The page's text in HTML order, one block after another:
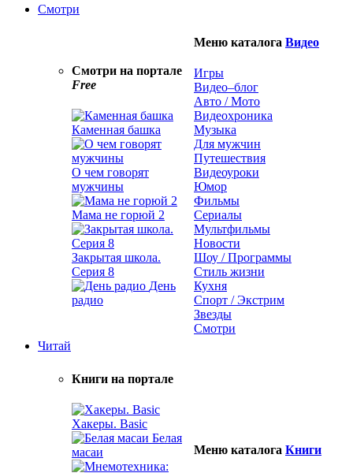
Смотри
Смотри на портале
Free
Каменная башка
О чем говорят
мужчины
Мама не горюй 2
Закрытая школа.
Серия 8
День
радио
Меню каталога Видео
Игры
Видео–блог
Авто / Мото
Видеохроника
Музыка
Для мужчин
Путешествия
Видеоуроки
Юмор
Фильмы
Сериалы
Мультфильмы
Новости
Шоу / Программы
Стиль жизни
Кухня
Спорт / Экстрим
Звезды
Смотри
Читай
Книги на портале
Хакеры. Basic
Белая
масаи
Меню каталога Книги